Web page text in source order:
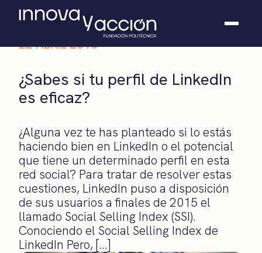
Somos fundación
Casos de éxito
Modo On
Contacto
22 ABRIL 2016
¿Sabes si tu perfil de LinkedIn
es eficaz?
¿Alguna vez te has planteado si lo estás
haciendo bien en LinkedIn o el potencial
que tiene un determinado perfil en esta
red social? Para tratar de resolver estas
cuestiones, LinkedIn puso a disposición
de sus usuarios a finales de 2015 el
llamado Social Selling Index (SSI).
Conociendo el Social Selling Index de
LinkedIn Pero, […]